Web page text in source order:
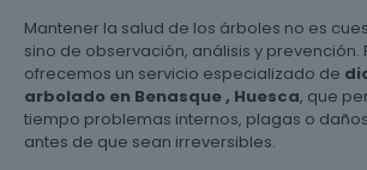
Mantener la salud de los árboles no es
sino de observación, análisis y prevención.
ofrecemos un servicio especializado de
arbolado en Benasque , Huesca, que
tiempo problemas internos, plagas o
antes de que sean irreversibles.